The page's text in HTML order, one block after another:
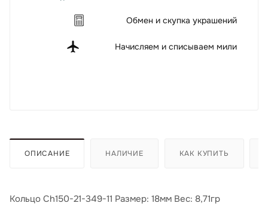
Обмен и скупка украшений
Начисляем и списываем мили
ОПИСАНИЕ НАЛИЧИЕ КАК КУПИТЬ
Кольцо Ch150-21-349-11 Размер: 18мм Вес: 8,71гр